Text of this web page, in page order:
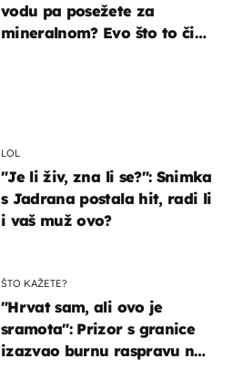
LOL
"Je li živ, zna li se?": Snimka
s Jadrana postala hit, radi li
i vaš muž ovo?
ŠTO KAŽETE?
"Hrvat sam, ali ovo je
sramota": Prizor s granice
izazvao burnu raspravu na
vodu pa posežete za
mineralnom? Evo što to čini